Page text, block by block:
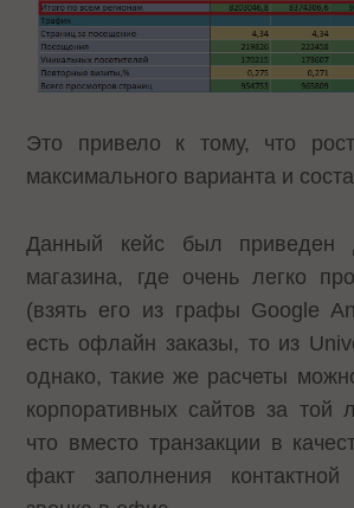
Это привело к тому, что
максимального варианта и
Данный кейс был приведен
магазина, где очень легко
(взять его из графы Google
есть офлайн заказы, то из
однако, такие же расчеты
корпоративных сайтов за той
что вместо транзакции в
факт заполнения